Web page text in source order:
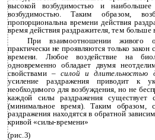
высокой возбудимостью и
возбудимостью. Таким образом,
пропорциональна времени действия
время действия раздражителя, тем больше
При взаимоотношении живого
практически не проявляются только закон
времени. Любое воздействие на
одновременно обладает двумя
свойствами – силой и длительностью
усиление раздражения приводит к
необходимого для возбуждения, но не
каждой силы раздражения существует
(минимальное время). Таким образом,
раздражения находятся в обратной
кривой «силы-времени»
(рис.3)